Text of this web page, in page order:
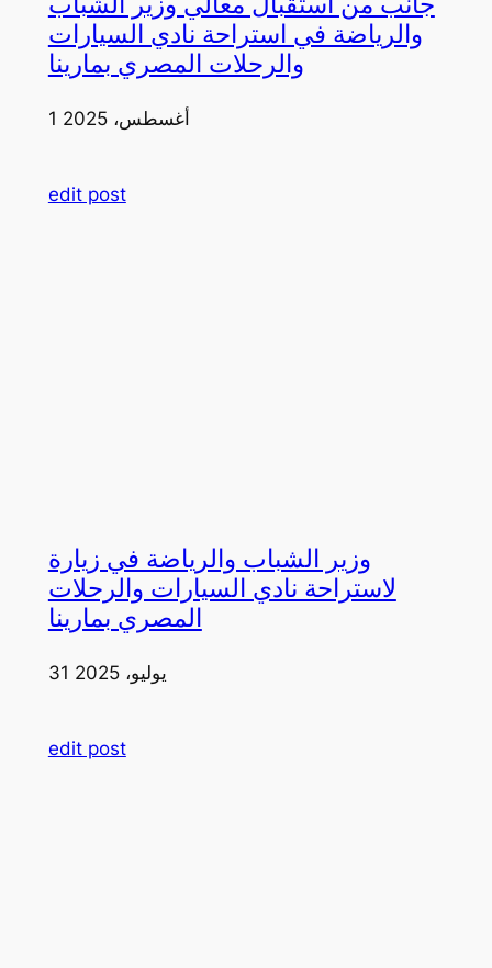
والرياضة في استراحة نادي السيارات
والرحلات المصري بمارينا
1 أغسطس، 2025
edit post
وزير الشباب والرياضة في زيارة
لاستراحة نادي السيارات والرحلات
المصري بمارينا
31 يوليو، 2025
edit post